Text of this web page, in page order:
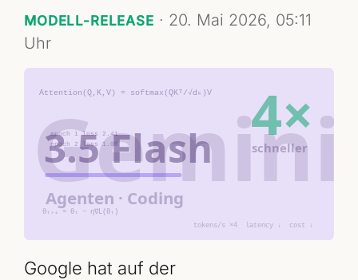
MODELL-RELEASE · 20. Mai 2026, 05:11
Uhr
Google hat auf der